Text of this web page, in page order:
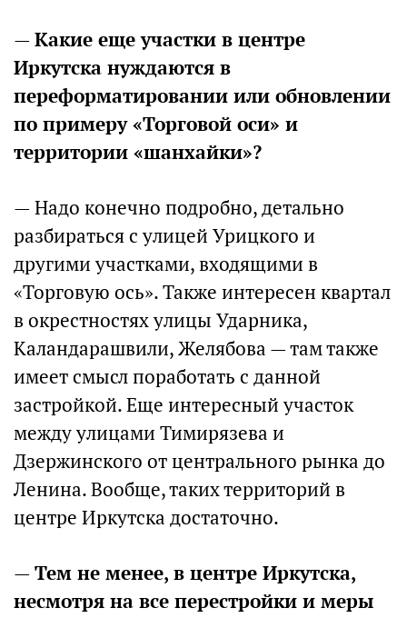
—Какие еще участки в центре
Иркутска нуждаются в
переформатировании или обновлении
по примеру «Торговой оси» и
территории «шанхайки»?
— Надо конечно подробно, детально
разбираться с улицей Урицкого и
другими участками, входящими в
«Торговую ось». Также интересен квартал
в окрестностях улицы Ударника,
Каландарашвили, Желябова — там также
имеет смысл поработать с данной
застройкой. Еще интересный участок
между улицами Тимирязева и
Дзержинского от центрального рынка до
Ленина. Вообще, таких территорий в
центре Иркутска достаточно.
—Тем не менее, в центре Иркутска,
несмотря на все перестройки и меры